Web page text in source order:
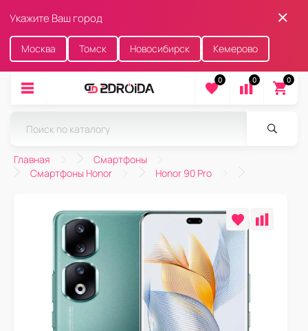
Укажите Ваш город
Москва Томск Новосибирск Кемерово
0 0 0
Главная
Смартфоны
Смартфоны Honor
Honor 90 Pro